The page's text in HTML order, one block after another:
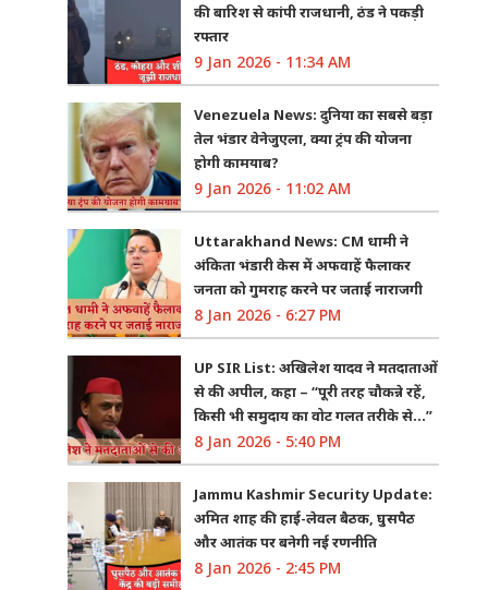
की बारिश से कांपी राजधानी, ठंड ने पकड़ी
रफ्तार
9 Jan 2026 - 11:34 AM
Venezuela News: दुनिया का सबसे बड़ा
तेल भंडार वेनेजुएला, क्या ट्रंप की योजना
होगी कामयाब?
9 Jan 2026 - 11:02 AM
Uttarakhand News: CM धामी ने
अंकिता भंडारी केस में अफवाहें फैलाकर
जनता को गुमराह करने पर जताई नाराजगी
8 Jan 2026 - 6:27 PM
UP SIR List: अखिलेश यादव ने मतदाताओं
से की अपील, कहा – “पूरी तरह चौकन्ने रहें,
किसी भी समुदाय का वोट गलत तरीके से…”
8 Jan 2026 - 5:40 PM
Jammu Kashmir Security Update:
अमित शाह की हाई-लेवल बैठक, घुसपैठ
और आतंक पर बनेगी नई रणनीति
8 Jan 2026 - 2:45 PM